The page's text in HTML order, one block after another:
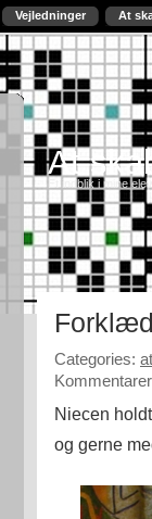
Vejledninger At
At
Et indblik i mine
Categories:
Niecen
og gerne